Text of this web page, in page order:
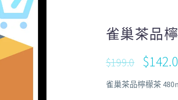
雀巢茶品
$199.0 $142.0
雀巢茶品檸檬茶